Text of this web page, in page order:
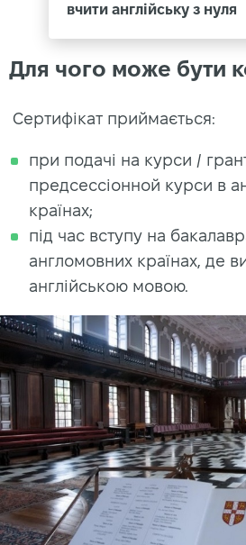
вчити англійську з нуля
Для чого може бути
Сертифікат приймається:
при подачі на курси /
предсессіонной курси в
країнах;
під час вступу на
англомовних країнах, де
англійською мовою.